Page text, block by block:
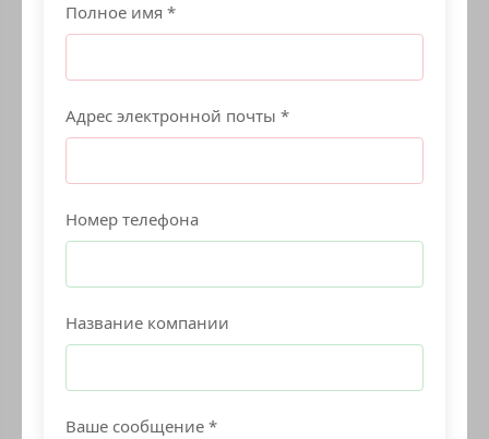
Полное имя *
Адрес электронной почты *
Номер телефона
Название компании
Ваше сообщение *